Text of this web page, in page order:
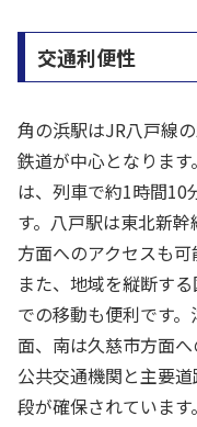
交通利便性
角の浜駅はJR八戸線
鉄道が中心となりま
は、列車で約1時間10
す。八戸駅は東北新
方面へのアクセスも可
また、地域を縦断す
での移動も便利です
面、南は久慈市方面へ
公共交通機関と主要
段が確保されています。